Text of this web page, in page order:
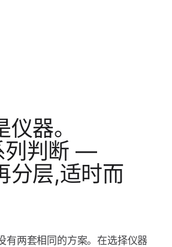
器。
列判断 —
分层,适时而
有两套相同的方案。在选择仪器